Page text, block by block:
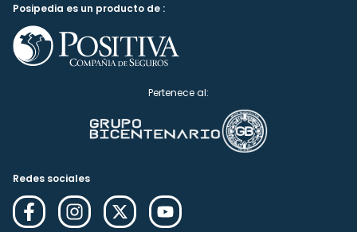
Posipedia es un producto de :
Pertenece al:
Redes sociales